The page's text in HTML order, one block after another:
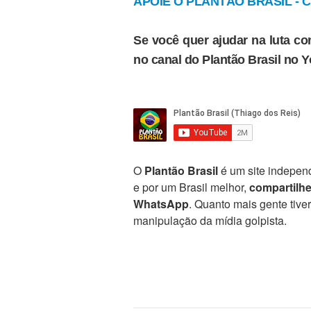
Se você quer ajudar na luta
no canal do Plantão Brasil no
O Plantão Brasilé um site
e por um Brasil melhor,
WhatsApp. Quanto mais gente
manipulação da mídia golpista.